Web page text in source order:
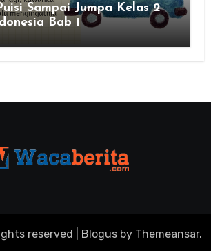
Sampai Jumpa Kelas 2
Bab 1
reserved Blogusby Themeansar.